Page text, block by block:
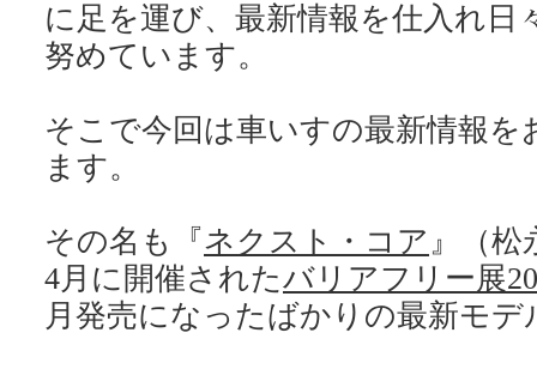
に足を運び、最新情報を仕入れ日
そこで今回は車いすの最新情報
その名も『ネクスト・コア 』（松
4月に開催されたバリアフリー展